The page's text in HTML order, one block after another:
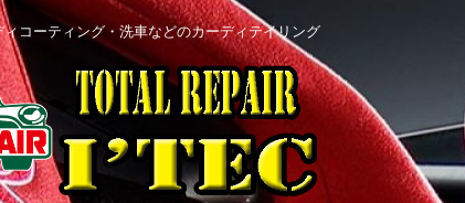
コーティング・洗車などのカーディテイリング